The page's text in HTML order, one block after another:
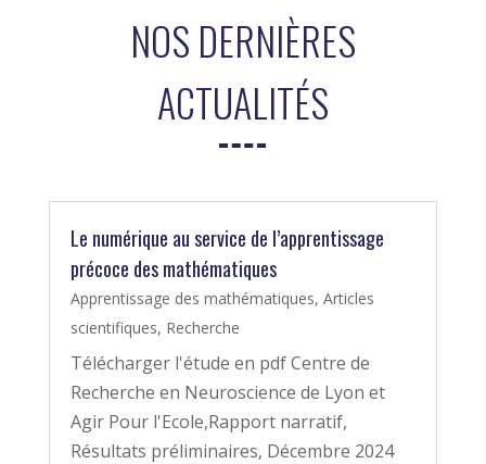
NOS DERNIÈRES
ACTUALITÉS
Le numérique au service de l’apprentissage
précoce des mathématiques
Apprentissage des mathématiques, Articles
scientifiques, Recherche
Télécharger l'étude en pdf Centre de
Recherche en Neuroscience de Lyon et
Agir Pour l'Ecole,Rapport narratif,
Résultats préliminaires, Décembre 2024